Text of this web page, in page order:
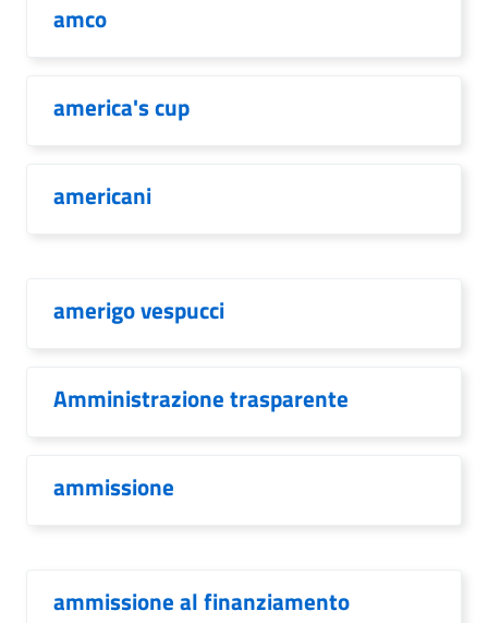
amco
america's cup
americani
amerigo vespucci
Amministrazione trasparente
ammissione
ammissione al finanziamento